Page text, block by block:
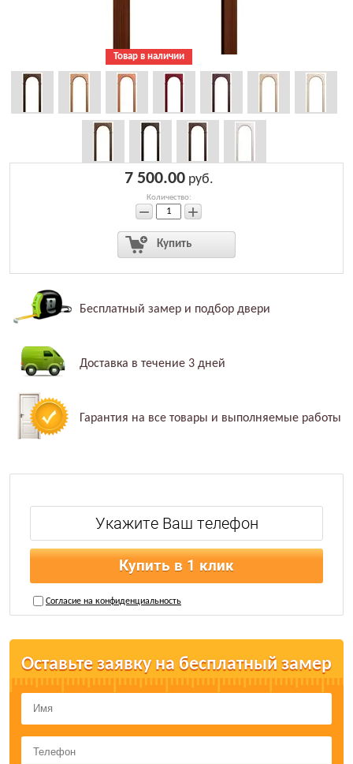
Товар в наличии
7 500.00руб.
Количество:
− +
Купить
Бесплатный замер и подбор двери
Доставка в течение3 дней
Гарантия на все товары и выполняемые работы
Купить в 1 клик
Согласие на конфиденциальность
Оставьте заявку на бесплатный замер